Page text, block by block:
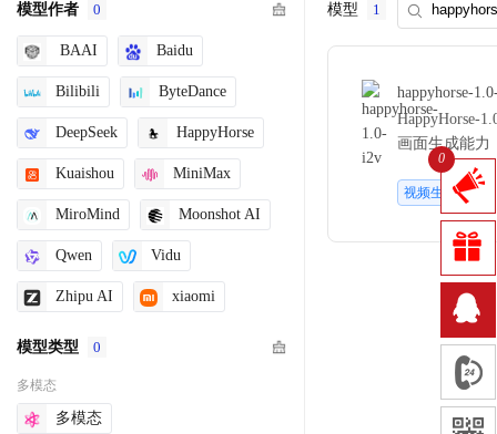
模型作者 0
BAAI Baidu
Bilibili ByteDance
DeepSeek HappyHorse
Kuaishou MiniMax
MiroMind Moonshot AI
Qwen Vidu
Zhipu AI xiaomi
模型类型 0
多模态
多模态
模型 1
happyhorse-
HappyHorse-
画面生成能力
细节丰富的
视频生成
0